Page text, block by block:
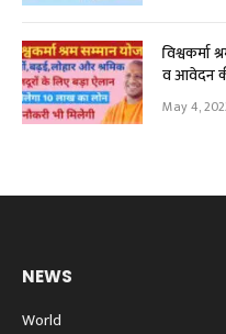
व आवेदन
May 4,
NEWS
World